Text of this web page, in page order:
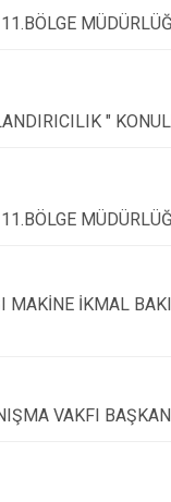
"
MAKİNE İKMAL
VAKFI